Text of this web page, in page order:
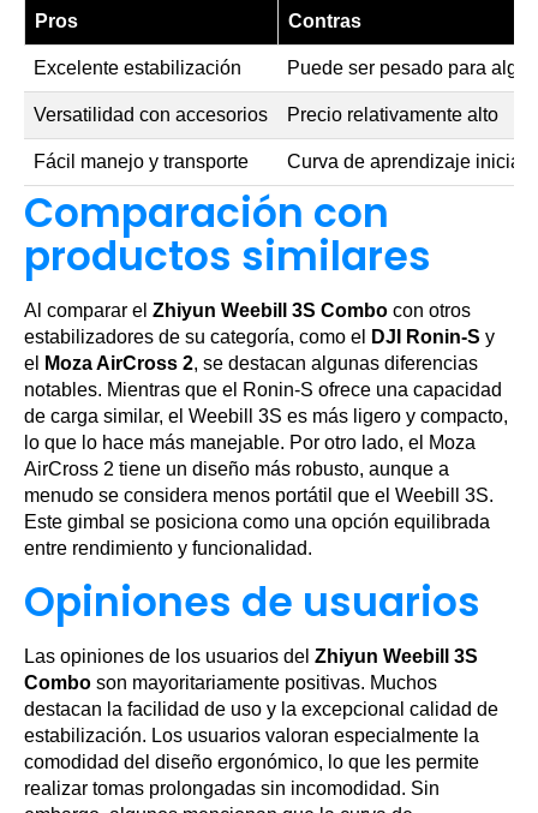
Pros Contras
Excelente estabilización Puede ser pesado para
Versatilidad con accesorios Precio relativamente alto
Fácil manejo y transporte Curva de aprendizaje inicial
Comparación con
productos similares
Al comparar el Zhiyun Weebill 3S Combo con otros
estabilizadores de su categoría, como el
DJI Ronin-S y
el
Moza AirCross 2, se destacan algunas diferencias
notables. Mientras que el Ronin-S ofrece una capacidad
de carga similar, el Weebill 3S es más ligero y compacto,
lo que lo hace más manejable. Por otro lado, el Moza
AirCross 2 tiene un diseño más robusto, aunque a
menudo se considera menos portátil que el Weebill 3S.
Este gimbal se posiciona como una opción equilibrada
entre rendimiento y funcionalidad.
Opiniones de usuarios
Las opiniones de los usuarios del Zhiyun Weebill 3S
Combo son mayoritariamente positivas. Muchos
destacan la facilidad de uso y la excepcional calidad de
estabilización. Los usuarios valoran especialmente la
comodidad del diseño ergonómico, lo que les permite
realizar tomas prolongadas sin incomodidad. Sin